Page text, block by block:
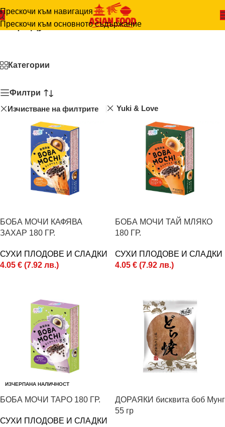
Прескочи към навигация
Прескочи към основното съдържание
Продукти
Категории
Филтри
Изчистване на филтрите
Yuki & Love
БОБА МОЧИ КАФЯВА
ЗАХАР 180 ГР.
СУХИ ПЛОДОВЕ И СЛАДКИ
4.05 € (7.92 лв.)
БОБА МОЧИ ТАЙ МЛЯКО
180 ГР.
СУХИ ПЛОДОВЕ И СЛАДКИ
4.05 € (7.92 лв.)
ИЗЧЕРПАНА НАЛИЧНОСТ
БОБА МОЧИ ТАРО 180 ГР.
СУХИ ПЛОДОВЕ И СЛАДКИ
ДОРАЯКИ бисквита боб Мунг
55 гр